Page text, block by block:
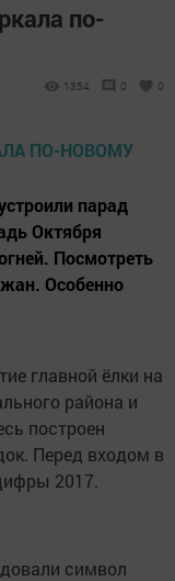
по-
1354 0 0
парад
Октября
Посмотреть
Особенно
главной ёлки на
района и
построен
Перед входом в
2017.
символ